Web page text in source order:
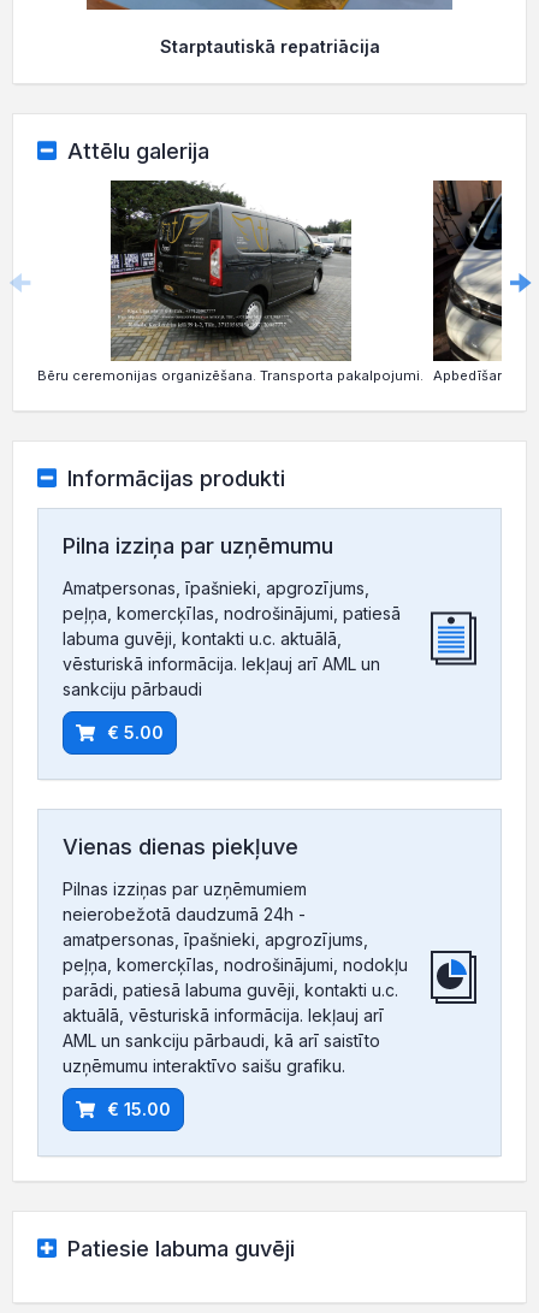
Starptautiskā repatriācija
Attēlu galerija
Bēru ceremonijas organizēšana. Transporta pakalpojumi. Apbedīšanas
Informācijas produkti
Pilna izziņa par uzņēmumu
Amatpersonas, īpašnieki, apgrozījums,
peļņa, komercķīlas, nodrošinājumi, patiesā
labuma guvēji, kontakti u.c. aktuālā,
vēsturiskā informācija. Iekļauj arī AML un
sankciju pārbaudi
€ 5.00
Vienas dienas piekļuve
Pilnas izziņas par uzņēmumiem
neierobežotā daudzumā 24h -
amatpersonas, īpašnieki, apgrozījums,
peļņa, komercķīlas, nodrošinājumi, nodokļu
parādi, patiesā labuma guvēji, kontakti u.c.
aktuālā, vēsturiskā informācija. Iekļauj arī
AML un sankciju pārbaudi, kā arī saistīto
uzņēmumu interaktīvo saišu grafiku.
€ 15.00
Patiesie labuma guvēji